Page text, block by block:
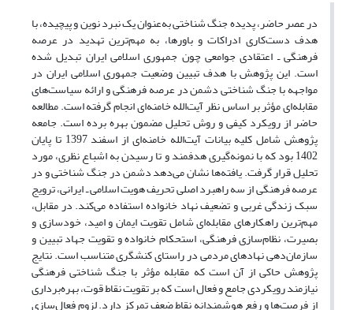
در عصر حاضر، پدیده جنگ شناختی به‌عنوان یک نبرد نوین و پیچیده، با
هدف دست‌کاری ادراکات و باورها، به مهم‌ترین تهدید در عرصه
فرهنگی ـ اعتقادی جوامعی چون جمهوری اسلامی ایران تبدیل شده
است. این پژوهش با هدف تبیین وضعیت جمهوری اسلامی ایران در
مواجهه با جنگ شناختی دشمن در عرصه فرهنگی و ارائه سیاست‌های
مقابله‌ای مؤثر بر اساس نظر آیت‌الله خامنه‌ای انجام گرفته است. مطالعه
حاضر از رویکرد کیفی و روش تحلیل مضمون بهره برده است. جامعه
پژوهش شامل کلیه بیانات آیت‌الله خامنه‌ای از اسفند 1397 تا پایان
1402 بود که با نمونه‌گیری هدفمند و تا رسیدن به اشباع نظری، مورد
تحلیل قرار گرفت. یافته‌ها نشان می‌دهد دشمن در جنگ شناختی و در
عرصه فرهنگی از سه راهبرد اصلی تحریف هویت اسلامی ـ ایرانی، ترویج
سبک زندگی غربی و تضعیف نهاد خانواده استفاده می‌کند. در مقابل،
مهم‌ترین راهکارهای مقابله‌ای شامل تقویت ایمان و امید، خودسازی و
بصیرت، نظام‌سازی فرهنگی، استحکام خانواده و تقویت جهاد تبیین و
سازمان‌دهی نهادهای مردمی در راستای کنشگری متناسب است. نتایج
پژوهش حاکی از آن است که مقابله مؤثر با جنگ شناختی فرهنگی
نیازمند رویکردی جامع و فعال است که بر تقویت نقاط قوت، بهره‌برداری
از فرصت‌ها و رفع هوشمندانه نقاط ضعف تمرکز دارد. لزوم فعال‌سازی